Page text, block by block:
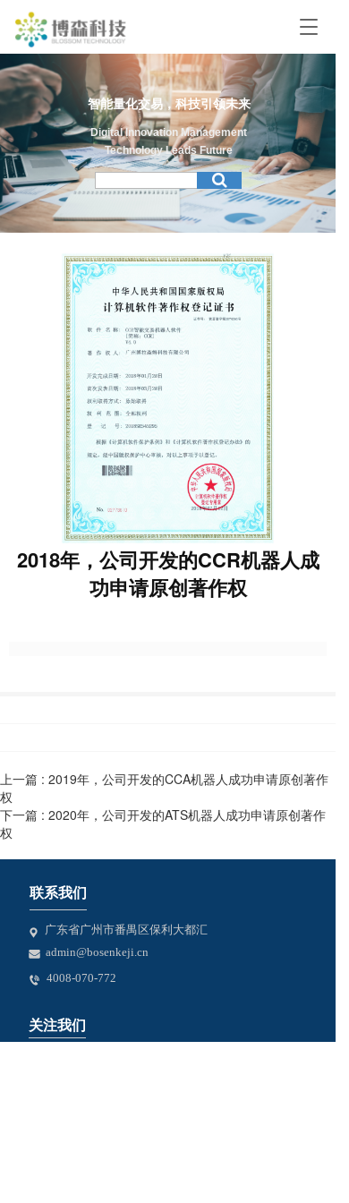
T
g
e
n
a
v
i
g
a
智能量化交易，科技引领未来
Digital Innovation Management
Technology Leads Future
2018年，公司开发的CCR机器人成
功申请原创著作权
上一篇 : 2019年，公司开发的CCA机器人成功申请原创著作
权
下一篇 : 2020年，公司开发的ATS机器人成功申请原创著作
权
关注我们
联系我们
广东省广州市番禺区保利大都汇
admin@bosenkeji.cn
4008-070-772